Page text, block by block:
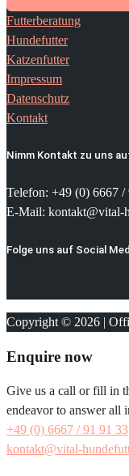
Futterberatung
Hundefutter
Katzenfutter
Impressum
Datenschutz
Kontakt
Nimm Kontakt zu uns
Telefon: +49 (0) 6667 /
E-Mail: kontakt@vital-
Folge uns auf Social
Copyright © 2026 |
Enquire now
Give us a call or fill in
endeavor to answer all
+49 (0) 6667 / 91 91 33
kontakt@vital-